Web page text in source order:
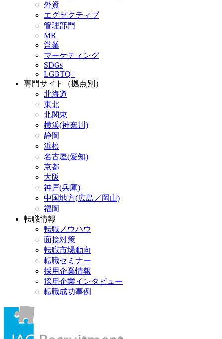
外資
エグゼクティブ
管理部門
MR
営業
マーケティング
SDGs
LGBTQ+
専門サイト（拠点別）
北海道
東北
北関東
横浜(神奈川)
静岡
浜松
名古屋(愛知)
京都
大阪
神戸(兵庫)
中国地方(広島／岡山)
福岡
転職情報
転職ノウハウ
面接対策
転職市場動向
転職セミナー
採用企業情報
採用企業インタビュー
転職成功事例